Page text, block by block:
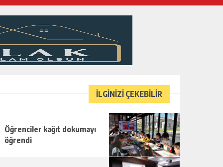
İLGİNİZİ ÇEKEBİLİR
Öğrenciler kağıt dokumayı
öğrendi